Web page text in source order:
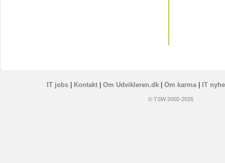
IT jobs| Kontakt| Om Udvikleren.dk| Om karma| IT
© TSW 2000-2026